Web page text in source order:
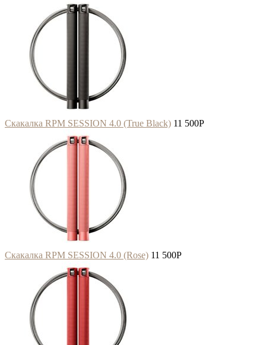
Скакалка RPM SESSION 4.0 (True Black) 11 500P
Скакалка RPM SESSION 4.0 (Rose) 11 500P